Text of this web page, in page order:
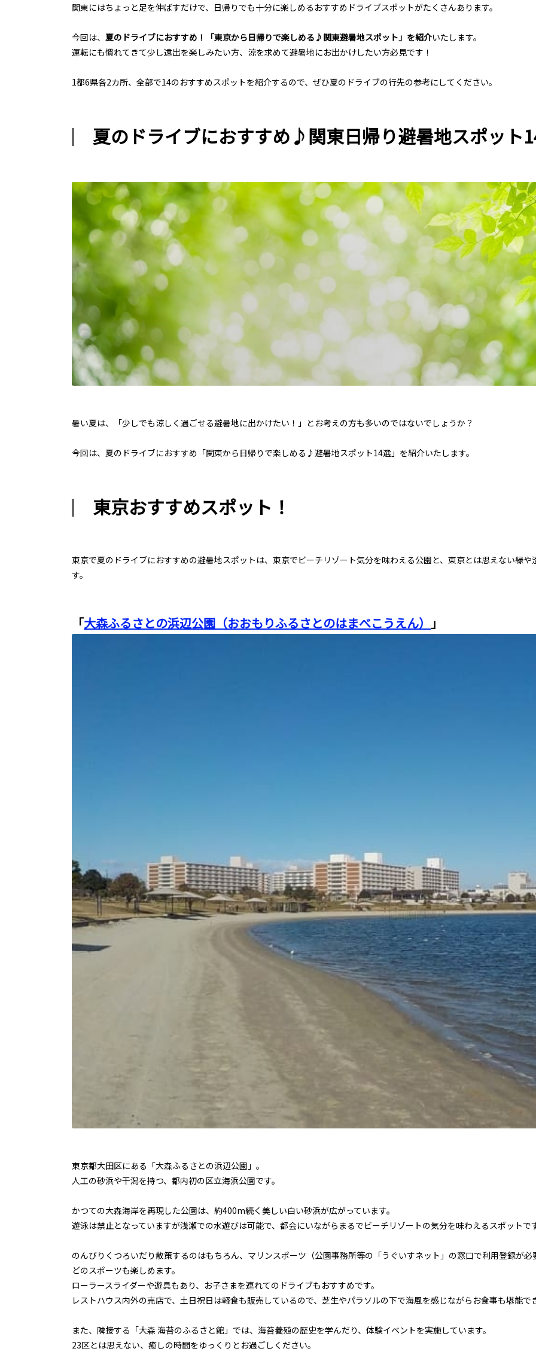
関東にはちょっと足を伸ばすだけで、日帰りでも十分に楽しめるおすすめドライブスポットがたくさんあります。
今回は、 夏のドライブにおすすめ！「東京から日帰りで楽しめる♪関東避暑地スポット」を紹介いたします。
運転にも慣れてきて少し遠出を楽しみたい方、涼を求めて避暑地にお出かけしたい方必見です！
1都6県各2カ所、全部で14のおすすめスポットを紹介するので、ぜひ夏のドライブの行先の参考にしてください。
夏のドライブにおすすめ♪関東日帰り避暑地スポット
暑い夏は、「少しでも涼しく過ごせる避暑地に出かけたい！」とお考えの方も多いのではないでしょうか？
今回は、夏のドライブにおすすめ「関東から日帰りで楽しめる♪避暑地スポット14選」を紹介いたします。
東京おすすめスポット！
東京で夏のドライブにおすすめの避暑地スポットは、東京でビーチリゾート気分を味わえる公園と、東京とは思えない緑
す。
「大森ふるさとの浜辺公園（おおもりふるさとのはまべこうえん） 」
東京都大田区にある「大森ふるさとの浜辺公園」。
人工の砂浜や干潟を持つ、都内初の区立海浜公園です。
かつての大森海岸を再現した公園は、約400m続く美しい白い砂浜が広がっています。
遊泳は禁止となっていますが浅瀬での水遊びは可能で、都会にいながらまるでビーチリゾートの気分を味わえるスポットで
のんびりくつろいだり散策するのはもちろん、マリンスポーツ（公園事務所等の「うぐいすネット」の窓口で利用登録が
どのスポーツも楽しめます。
ローラースライダーや遊具もあり、お子さまを連れてのドライブもおすすめです。
レストハウス内外の売店で、土日祝日は軽食も販売しているので、芝生やパラソルの下で海風を感じながらお食事も堪能で
また、隣接する「大森 海苔のふるさと館」では、海苔養殖の歴史を学んだり、体験イベントを実施しています。
23区とは思えない、癒しの時間をゆっくりとお過ごしください。